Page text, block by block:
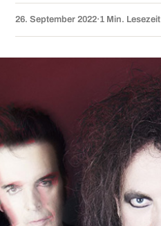
26. September 2022·1 Min. Lesezeit